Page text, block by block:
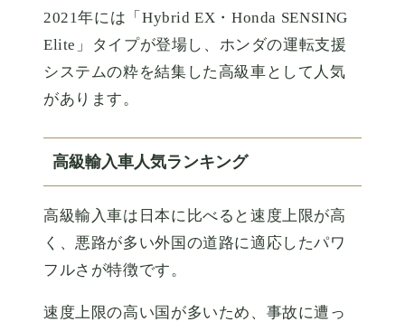
2021年には「Hybrid EX・Honda SENSING
Elite」タイプが登場し、ホンダの運転支援
システムの粋を結集した高級車として人気
があります。
高級輸入車人気ランキング
高級輸入車は日本に比べると速度上限が高
く、悪路が多い外国の道路に適応したパワ
フルさが特徴です。
速度上限の高い国が多いため、事故に遭っ